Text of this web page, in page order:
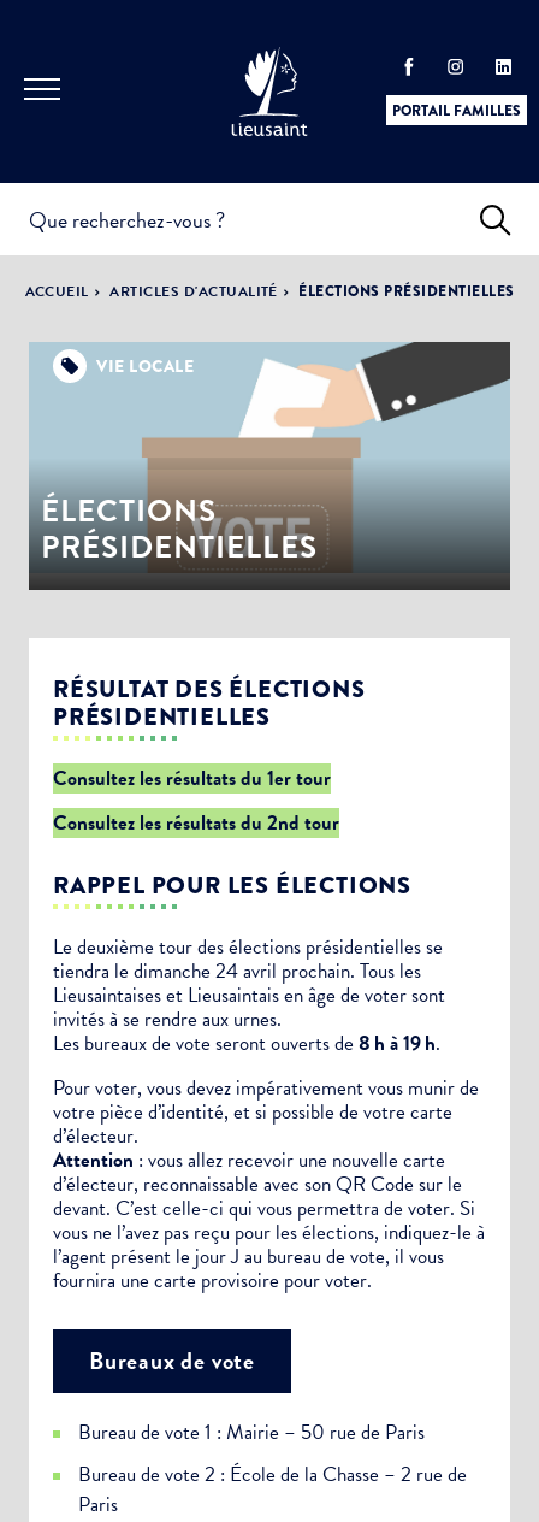
PORTAIL FAMILLES
PRATIQUES &
DÉMARCHES
ACTUALITÉS &
ÉVÈNEMENTS
LA VILLE
DÉMOCRATIE
PARTICIPATIVE
ACCUEIL ARTICLES D'ACTUALITÉ ÉLECTIONS PRÉSIDENTIELLES
VIE LOCALE
ÉLECTIONS
PRÉSIDENTIELLES
RÉSULTAT DES ÉLECTIONS
PRÉSIDENTIELLES
Consultez les résultats du 1er tour
Consultez les résultats du 2nd tour
RAPPEL POUR LES ÉLECTIONS
Le deuxième tour des élections présidentielles se
tiendra le dimanche 24 avril prochain. Tous les
Lieusaintaises et Lieusaintais en âge de voter sont
invités à se rendre aux urnes.
Les bureaux de vote seront ouverts de 8 h à 19 h.
Pour voter, vous devez impérativement vous munir de
votre pièce d’identité, et si possible de votre carte
d’électeur.
Attention : vous allez recevoir une nouvelle carte
d’électeur, reconnaissable avec son QR Code sur le
devant. C’est celle-ci qui vous permettra de voter. Si
vous ne l’avez pas reçu pour les élections, indiquez-le à
l’agent présent le jour J au bureau de vote, il vous
fournira une carte provisoire pour voter.
Bureaux de vote
Bureau de vote 1 : Mairie – 50 rue de Paris
Bureau de vote 2 : École de la Chasse – 2 rue de
Paris